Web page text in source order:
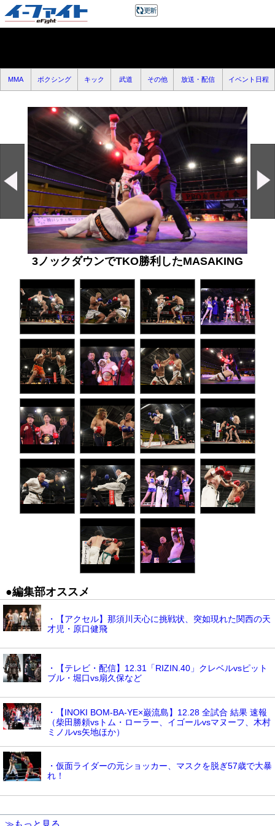
MMA ボクシング キック 武道 その他 放送・配信 イベント日程
3ノックダウンでTKO勝利したMASAKING
●編集部オススメ
・【アクセル】那須川天心に挑戦状、突如現れた関西の天
才児・原口健飛
・【テレビ・配信】12.31「RIZIN.40」クレベルvsピット
ブル・堀口vs扇久保など
・【INOKI BOM-BA-YE×巌流島】12.28 全試合 結果 速報
（柴田勝頼vsトム・ローラー、イゴールvsマヌーフ、木村
ミノルvs矢地ほか）
・仮面ライダーの元ショッカー、マスクを脱ぎ57歳で大暴
れ！
≫もっと見る